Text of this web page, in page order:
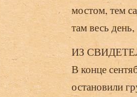
мостом, тем
там весь
ИЗ
В конце
остановили